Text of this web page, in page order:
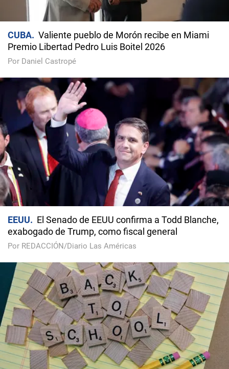
CUBA
Valiente pueblo de Morón recibe en Miami
Premio Libertad Pedro Luis Boitel 2026
Por Daniel Castropé
EEUU
El Senado de EEUU confirma a Todd Blanche,
exabogado de Trump, como fiscal general
Por REDACCIÓN/Diario Las Américas